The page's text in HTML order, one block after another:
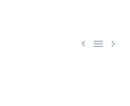
  